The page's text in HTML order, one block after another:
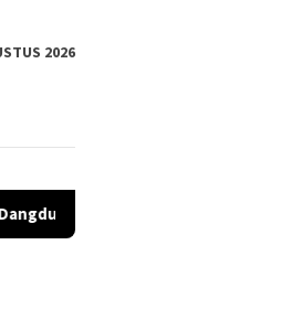
2026
Jakarta Dessert Week 2026,